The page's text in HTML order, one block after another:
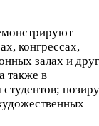
конгрессах,
залах и
также в